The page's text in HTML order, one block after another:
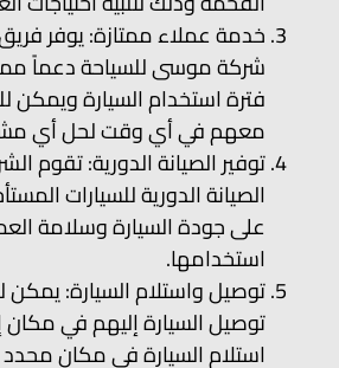
خدمة عملاء ممتازة: يوفر
شركة موسى للسياحة دعماً
فترة استخدام السيارة ويمكن
معهم في أي وقت لحل أي
توفير الصيانة الدورية: تقوم
الصيانة الدورية للسيارات
على جودة السيارة وسلامة
استخدامها.
توصيل واستلام السيارة:
توصيل السيارة إليهم في
استلام السيارة في مكان محدد